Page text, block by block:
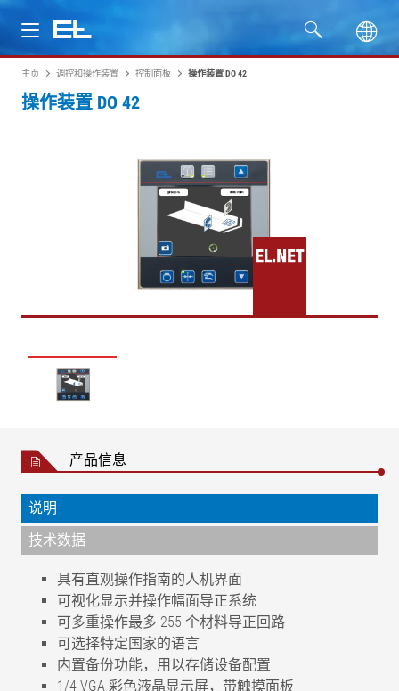
产品
主页 调控和操作装置 控制面板 操作装置 DO 42
操作装置 DO 42
产品信息
说明
技术数据
具有直观操作指南的人机界面
可视化显示并操作幅面导正系统
可多重操作最多 255 个材料导正回路
可选择特定国家的语言
内置备份功能，用以存储设备配置
1/4 VGA 彩色液晶显示屏，带触摸面板